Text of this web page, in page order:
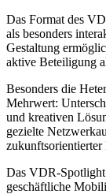
Das Format des
als besonders
Gestaltung
aktive Beteiligung
Besonders die
Mehrwert:
und kreativen
gezielte
zukunftsorientierter
Das VDR-Spotlight
geschäftliche